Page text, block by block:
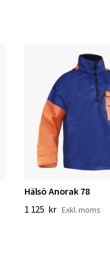
Hälsö Anorak 78
1 125 kr